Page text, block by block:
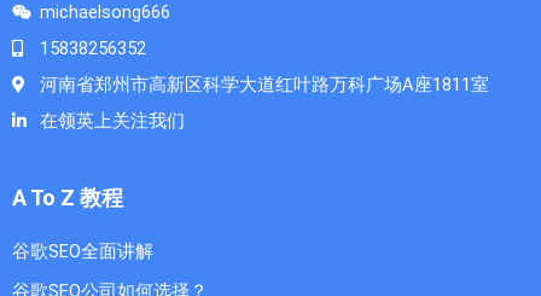
michaelsong666
15838256352
河南省郑州市高新区科学大道红叶路万科广场A座1811室
在领英上关注我们
A To Z 教程
谷歌SEO全面讲解
谷歌SEO公司如何选择？